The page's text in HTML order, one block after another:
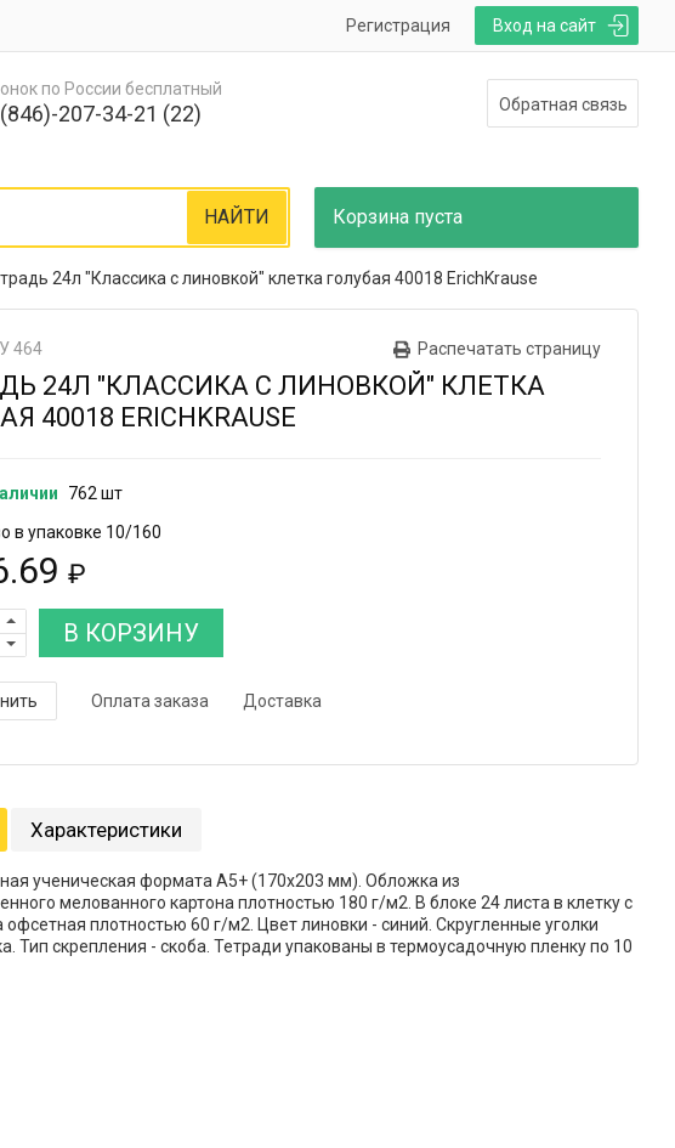
Вход на сайт
Регистрация
по России бесплатный
207-34-21 (22) Обратная связь
Корзина пуста
НАЙТИ
24л "Классика с линовкой" клетка голубая 40018 ErichKrause
Распечатать страницу
464
24Л "КЛАССИКА С ЛИНОВКОЙ" КЛЕТКА
40018 ERICHKRAUSE
762 шт
в упаковке 10/160
₽
В КОРЗИНУ
Оплата заказа Доставка
Характеристики
ученическая формата А5+ (170х203 мм). Обложка из
мелованного картона плотностью 180 г/м2. В блоке 24 листа в клетку с
плотностью 60 г/м2. Цвет линовки - синий. Скругленные уголки
Тип скрепления - скоба. Тетради упакованы в термоусадочную пленку по 10